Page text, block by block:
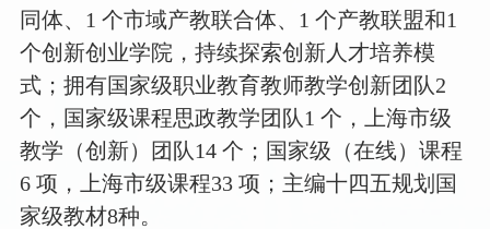
同体、1 个市域产教联合体、1 个产教联盟和1
个创新创业学院，持续探索创新人才培养模
式；拥有国家级职业教育教师教学创新团队2
个，国家级课程思政教学团队1 个，上海市级
教学（创新）团队14 个；国家级（在线）课程
6 项，上海市级课程33 项；主编十四五规划国
家级教材8种。